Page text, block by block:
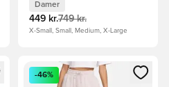
Damer
449 kr.749 kr.
X-Small, Small, Medium, X-Large
ind eller tilmelde dig som
Åbner en Modal til at logge
-46%